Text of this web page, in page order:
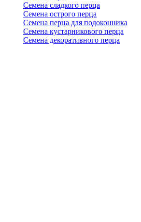
Семена сладкого перца
Семена острого перца
Семена перца для подоконника
Семена кустарникового перца
Семена декоративного перца